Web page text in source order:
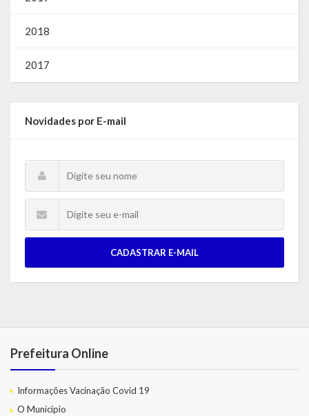
2018
2017
Novidades por E-mail
CADASTRAR E-MAIL
Prefeitura Online
Informações Vacinação Covid 19
O Município